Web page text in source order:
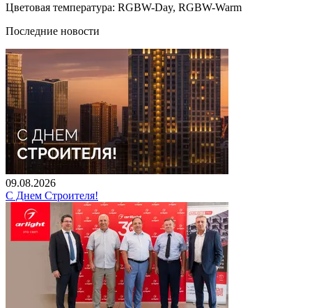
Цветовая температура: RGBW-Day, RGBW-Warm
Последние новости
09.08.2026
С Днем Строителя!